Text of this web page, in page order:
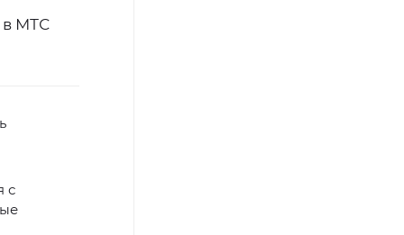
в МТС
с